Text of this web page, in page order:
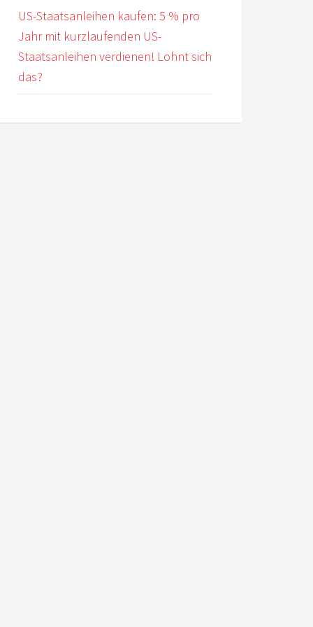
US-Staatsanleihen kaufen: 5 % pro
Jahr mit kurzlaufenden US-
Staatsanleihen verdienen! Lohnt sich
das?